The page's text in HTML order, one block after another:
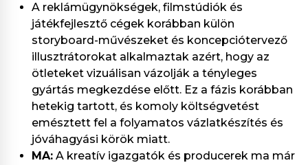
A reklámügynökségek, filmstúdiók és
játékfejlesztő cégek korábban külön
storyboard-művészeket és koncepciótervező
illusztrátorokat alkalmaztak azért, hogy az
ötleteket vizuálisan vázolják a tényleges
gyártás megkezdése előtt. Ez a fázis korábban
hetekig tartott, és komoly költségvetést
emésztett fel a folyamatos vázlatkészítés és
jóváhagyási körök miatt.
MA: A kreatív igazgatók és producerek ma már